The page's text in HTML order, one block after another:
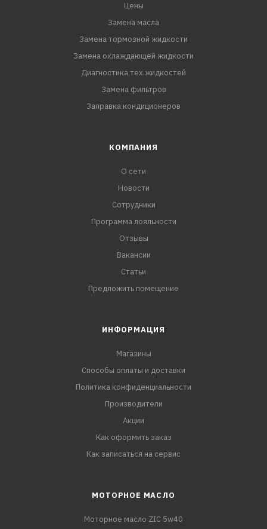
Цены
Замена масла
Замена тормозной жидкости
Замена охлаждающей жидкости
Диагностика тех.жидкостей
Замена фильтров
Заправка кондиционеров
КОМПАНИЯ
О сети
Новости
Сотрудники
Программа лояльности
Отзывы
Вакансии
Статьи
Предложить помещение
ИНФОРМАЦИЯ
Магазины
Способы оплаты и доставки
Политика конфиденциальности
Производители
Акции
Как оформить заказ
Как записаться на сервис
МОТОРНОЕ МАСЛО
Моторное масло ZIC 5w40